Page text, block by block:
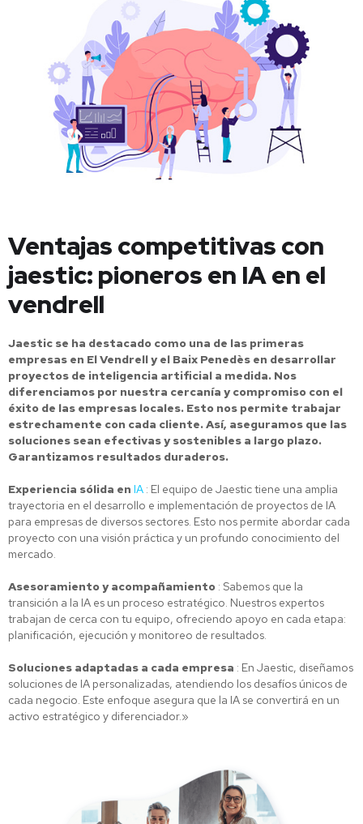
Ventajas competitivas con
jaestic: pioneros en IA en el
vendrell
Jaestic se ha destacado como una de las primeras
empresas en El Vendrell y el Baix Penedès en desarrollar
proyectos de inteligencia artificial a medida. Nos
diferenciamos por nuestra cercanía y compromiso con el
éxito de las empresas locales. Esto nos permite trabajar
estrechamente con cada cliente. Así, aseguramos que las
soluciones sean efectivas y sostenibles a largo plazo.
Garantizamos resultados duraderos.
Experiencia sólida en IA : El equipo de Jaestic tiene una amplia
trayectoria en el desarrollo e implementación de proyectos de IA
para empresas de diversos sectores. Esto nos permite abordar cada
proyecto con una visión práctica y un profundo conocimiento del
mercado.
Asesoramiento y acompañamiento : Sabemos que la
transición a la IA es un proceso estratégico. Nuestros expertos
trabajan de cerca con tu equipo, ofreciendo apoyo en cada etapa:
planificación, ejecución y monitoreo de resultados.
Soluciones adaptadas a cada empresa : En Jaestic, diseñamos
soluciones de IA personalizadas, atendiendo los desafíos únicos de
cada negocio. Este enfoque asegura que la IA se convertirá en un
activo estratégico y diferenciador.»